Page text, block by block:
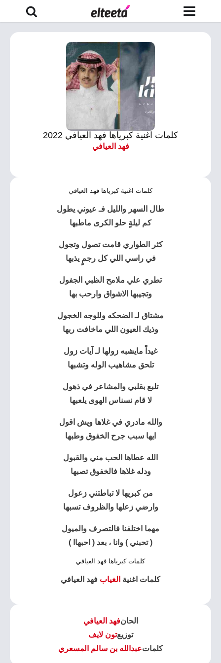
كلمات اغنية كبرياها فهد العيافي 2022
فهد العيافي
كلمات اغنية كبرياها فهد العيافي
طال السهر والليل فـ عيوني يطول
كم ليلةٍ حلو الكرى ماطبها
كثر الطواري قامت تصول وتجول
في راسي اللي كل رجمٍ يذبها
تطري علي ملامح الظبي الجفول
وتجيبها الاشواق وارحب بها
مشتاق لـ الضحكه وللوجه الخجول
وذيك العيون اللي ماخافت ربها
غيداً مايشبه زولها لـ آيات زول
تلحق مشاهيب الوله وتشبها
تلبع بقلبي والمشاعر في ذهول
لا قام نسناس الهوى يلعبها
والله مادري في غلاها ويش اقول
ايها سبب جرح الخفوق وطبها
الله عطاها الحب مني والقبول
ودله غلاها فالخفوق تصبها
من كبريها لا تباطتني زعول
وارضي زعلها والظروف تسبها
مهما اختلفنا فالتصرف والميول
( تحبني ) وانا ، بعد ( احبهاا )
كلمات كبرياها فهد العيافي
كلمات اغنية الغياب فهد العيافي
الحانفهد العيافي
توزيعتون لايف
كلماتعبدالله بن سالم المسعري